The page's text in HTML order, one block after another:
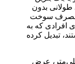
بدون
مصرف سوخت
افرادی که به
تبدیل کرده
تارا دنده‌ای دارای طول ۴۵۰۵ میلی‌متر، عرض